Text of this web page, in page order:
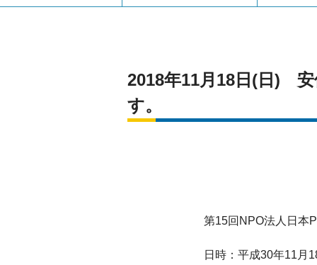
2018年11月18日(日)　
す。
第15回NPO法人日本
日時：平成30年11月